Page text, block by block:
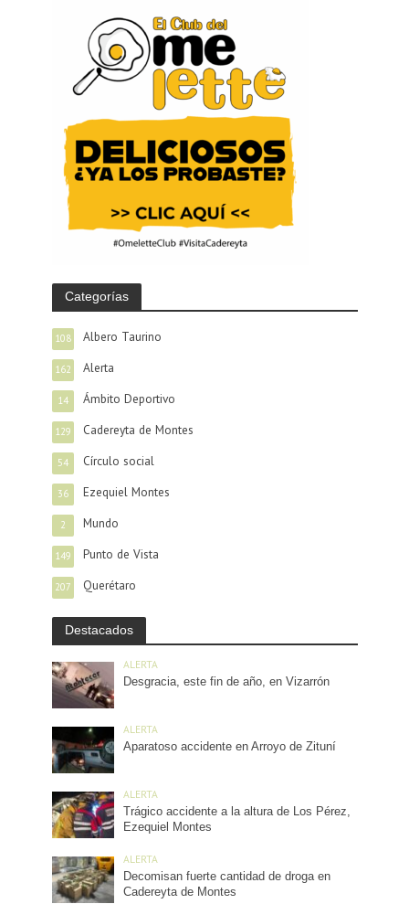
Categorías
Albero Taurino
108
Alerta
162
Ámbito Deportivo
14
Cadereyta de Montes
129
Círculo social
54
Ezequiel Montes
36
Mundo
2
Punto de Vista
149
Querétaro
207
Destacados
ALERTA
Desgracia, este fin de año, en Vizarrón
ALERTA
Aparatoso accidente en Arroyo de Zituní
ALERTA
Trágico accidente a la altura de Los Pérez,
Ezequiel Montes
ALERTA
Decomisan fuerte cantidad de droga en
Cadereyta de Montes